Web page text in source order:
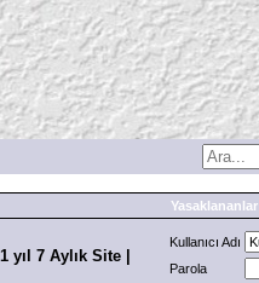
Yasaklananlar
yıl 7 Aylık Site |
Kullanıcı Adı
Parola